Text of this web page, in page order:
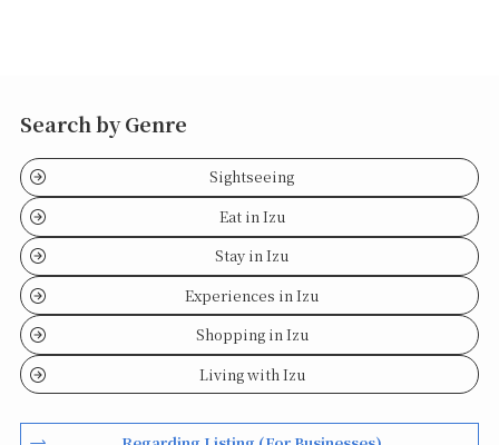
Search by Genre
Sightseeing
Eat in Izu
Stay in Izu
Experiences in Izu
Shopping in Izu
Living with Izu